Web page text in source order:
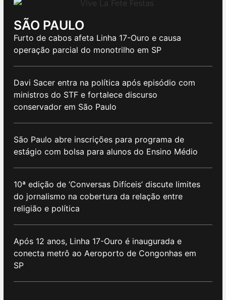
SÃO PAULO
Furto de cabos afeta Linha 17-Ouro e causa
operação parcial do monotrilho em SP
Davi Sacer entra na política após episódio com
ministros do STF e fortalece discurso
conservador em São Paulo
São Paulo abre inscrições para programa de
estágio com bolsa para alunos do Ensino Médio
10ª edição de ‘Conversas Difíceis’ discute limites
do jornalismo na cobertura da relação entre
religião e política
Após 12 anos, Linha 17-Ouro é inaugurada e
conecta metrô ao Aeroporto de Congonhas em
SP